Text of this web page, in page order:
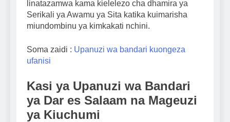
linatazamwa kama kielelezo cha dhamira ya
Serikali ya Awamu ya Sita katika kuimarisha
miundombinu ya kimkakati nchini.
Soma zaidi : Upanuzi wa bandari kuongeza
ufanisi
Kasi ya Upanuzi wa Bandari
ya Dar es Salaam na Mageuzi
ya Kiuchumi